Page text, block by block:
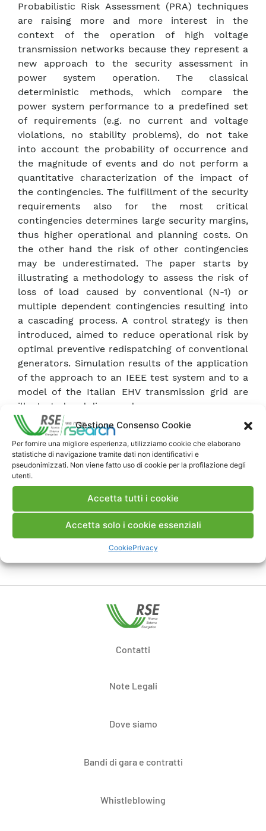
Gestione Consenso Cookie
Per fornire una migliore esperienza, utilizziamo cookie che elaborano
statistiche di navigazione tramite dati non identificativi e
pseudonimizzati. Non viene fatto uso di cookie per la profilazione degli
utenti.
Accetta tutti i cookie
Accetta solo i cookie essenziali
CookiePrivacy
Probabilistic Risk Assessment (PRA) techniques
are raising more and more interest in the
context of the operation of high voltage
transmission networks because they represent a
new approach to the security assessment in
power system operation. The classical
deterministic methods, which compare the
power system performance to a predefined set
of requirements (e.g. no current and voltage
violations, no stability problems), do not take
into account the probability of occurrence and
the magnitude of events and do not perform a
quantitative characterization of the impact of
the contingencies. The fulfillment of the security
requirements also for the most critical
contingencies determines large security margins,
thus higher operational and planning costs. On
the other hand the risk of other contingencies
may be underestimated. The paper starts by
illustrating a methodology to assess the risk of
loss of load caused by conventional (N-1) or
multiple dependent contingencies resulting into
a cascading process. A control strategy is then
introduced, aimed to reduce operational risk by
optimal preventive redispatching of conventional
generators. Simulation results of the application
of the approach to an IEEE test system and to a
model of the Italian EHV transmission grid are
illustrated and discussed.
Scarica Articolo
Commenti
Pubblica un commento
Contatti
Note Legali
Dove siamo
Bandi di gara e contratti
Whistleblowing